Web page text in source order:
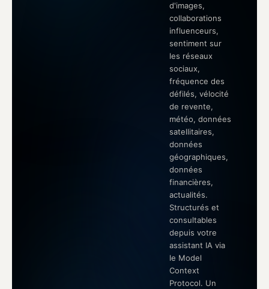
d'images,
collaborations
influenceurs,
sentiment sur
les réseaux
sociaux,
fréquence des
défilés, vélocité
de revente,
météo, données
satellitaires,
données
géographiques,
données
financières,
actualités.
Structurés et
consultables
depuis votre
assistant IA via
le Model
Context
Protocol. Un